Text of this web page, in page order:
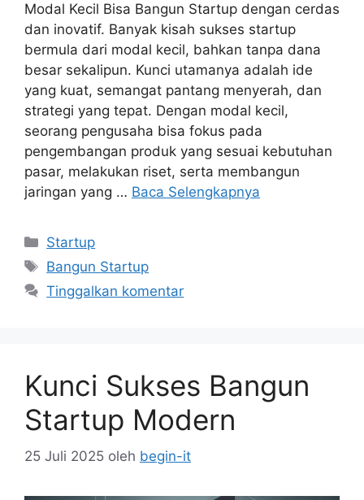
Modal Kecil Bisa Bangun Startup dengan cerdas
dan inovatif. Banyak kisah sukses startup
bermula dari modal kecil, bahkan tanpa dana
besar sekalipun. Kunci utamanya adalah ide
yang kuat, semangat pantang menyerah, dan
strategi yang tepat. Dengan modal kecil,
seorang pengusaha bisa fokus pada
pengembangan produk yang sesuai kebutuhan
pasar, melakukan riset, serta membangun
jaringan yang … Baca Selengkapnya
Kategori
Startup
Tag
Bangun Startup
Tinggalkan komentar
Kunci Sukses Bangun
Startup Modern
25 Juli 2025 oleh begin-it